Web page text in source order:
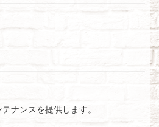
ナンスを提供します。